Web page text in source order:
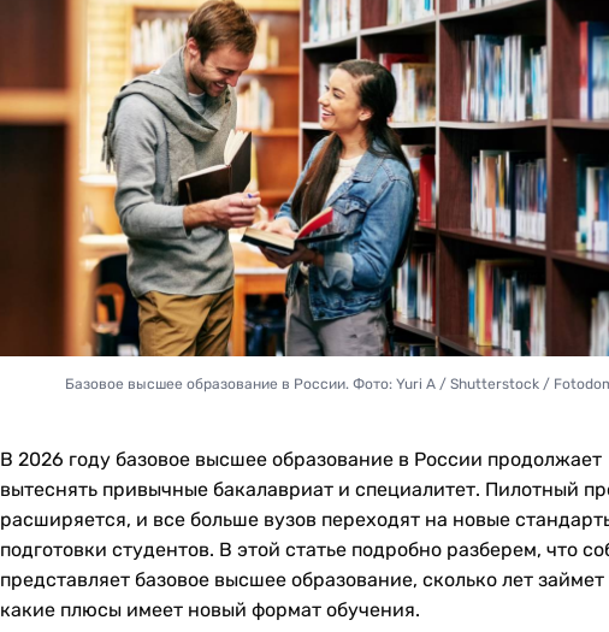
Базовое высшее образование в России. Фото: Yuri A / Shutterstock /
В 2026 году базовое высшее образование в России продолжает
вытеснять привычные бакалавриат и специалитет. Пилотный
расширяется, и все больше вузов переходят на новые
подготовки студентов. В этой статье подробно разберем, что
представляет базовое высшее образование, сколько лет займет
какие плюсы имеет новый формат обучения.